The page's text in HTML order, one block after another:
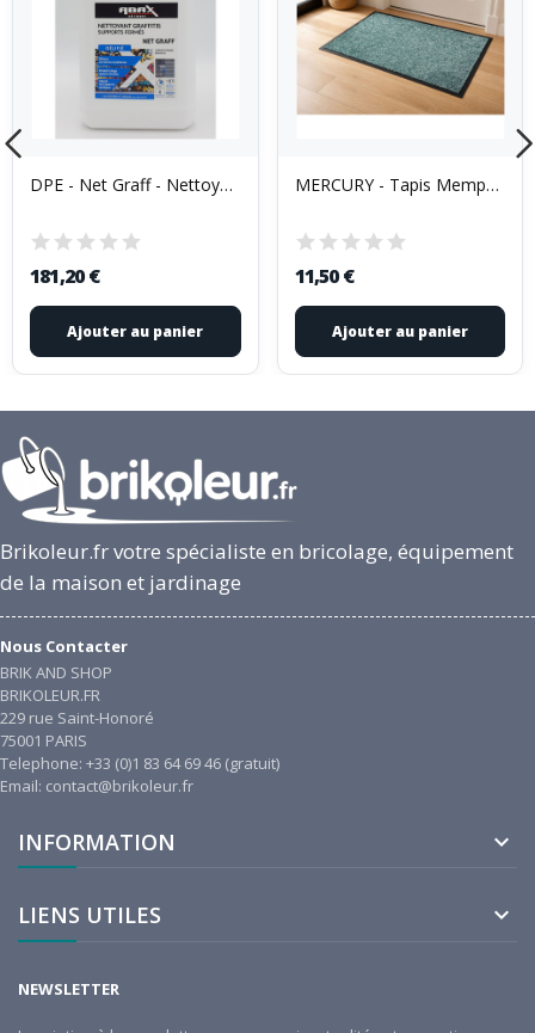
DPE - Net Graff - Nettoyant Graffitis 5L
181,20 €
Ajouter au panier
MERCURY - Tapis Memphis 40 x 60 cm
11,50 €
Ajouter au panier
Brikoleur.fr votre spécialiste en bricolage, équipement
de la maison et jardinage
Nous Contacter
BRIK AND SHOP
BRIKOLEUR.FR
229 rue Saint-Honoré
75001 PARIS
Telephone: +33 (0)1 83 64 69 46 (gratuit)
Email: contact@brikoleur.fr
INFORMATION 
LIENS UTILES 
NEWSLETTER